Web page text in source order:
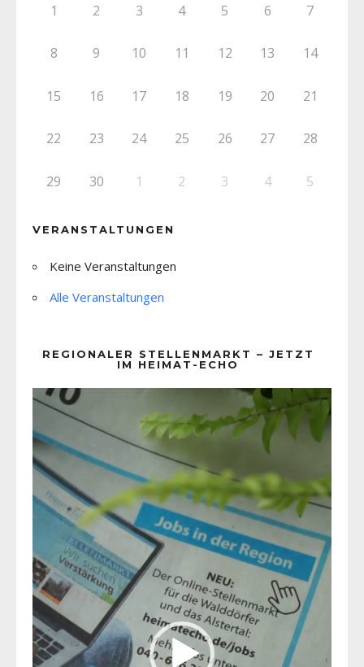
1 2 3 4 5 6 7
8 9 10 11 12 13 14
15 16 17 18 19 20 21
22 23 24 25 26 27 28
29 30 1 2 3 4 5
VERANSTALTUNGEN
Keine Veranstaltungen
Alle Veranstaltungen
REGIONALER STELLENMARKT – JETZT
IM HEIMAT-ECHO
Player